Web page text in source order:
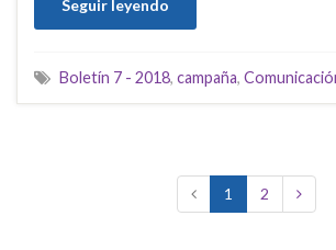
Seguir leyendo
Boletín 7 - 2018, campaña,
1 2